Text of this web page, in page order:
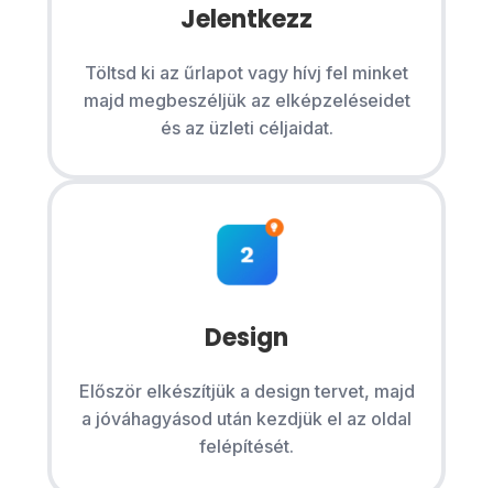
Jelentkezz
Töltsd ki az űrlapot vagy hívj fel minket
majd megbeszéljük az elképzeléseidet
és az üzleti céljaidat.
Design
Először elkészítjük a design tervet, majd
a jóváhagyásod után kezdjük el az oldal
felépítését.